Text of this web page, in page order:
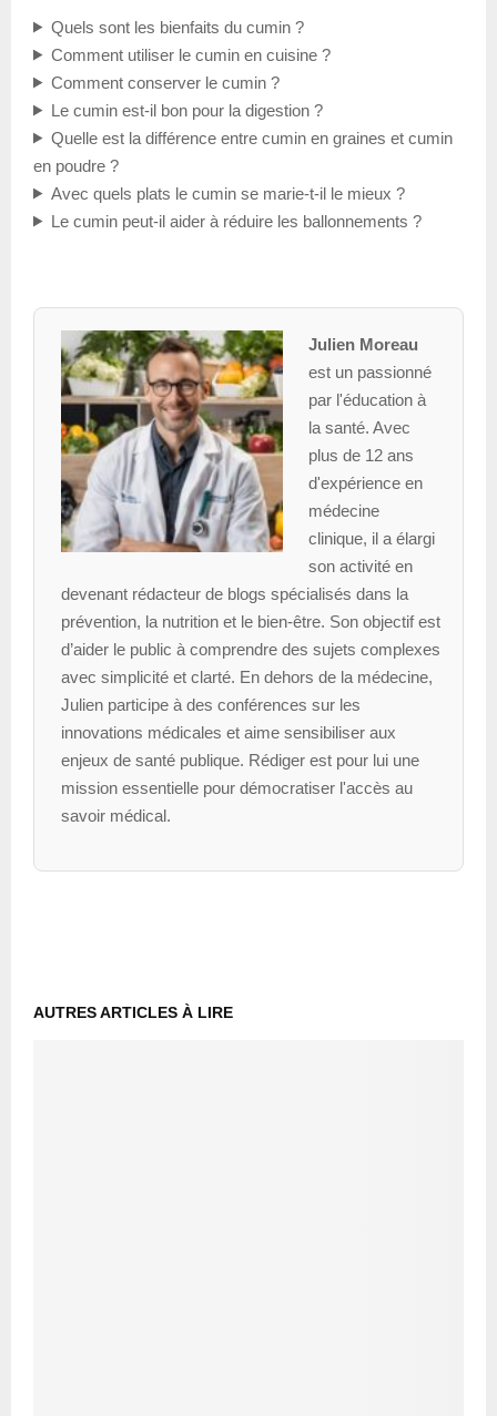
Quels sont les bienfaits du cumin ?
Comment utiliser le cumin en cuisine ?
Comment conserver le cumin ?
Le cumin est-il bon pour la digestion ?
Quelle est la différence entre cumin en graines et cumin
en poudre ?
Avec quels plats le cumin se marie-t-il le mieux ?
Le cumin peut-il aider à réduire les ballonnements ?
Julien Moreau
est un passionné
par l'éducation à
la santé. Avec
plus de 12 ans
d'expérience en
médecine
clinique, il a élargi
son activité en
devenant rédacteur de blogs spécialisés dans la
prévention, la nutrition et le bien-être. Son objectif est
d’aider le public à comprendre des sujets complexes
avec simplicité et clarté. En dehors de la médecine,
Julien participe à des conférences sur les
innovations médicales et aime sensibiliser aux
enjeux de santé publique. Rédiger est pour lui une
mission essentielle pour démocratiser l'accès au
savoir médical.
AUTRES ARTICLES À LIRE